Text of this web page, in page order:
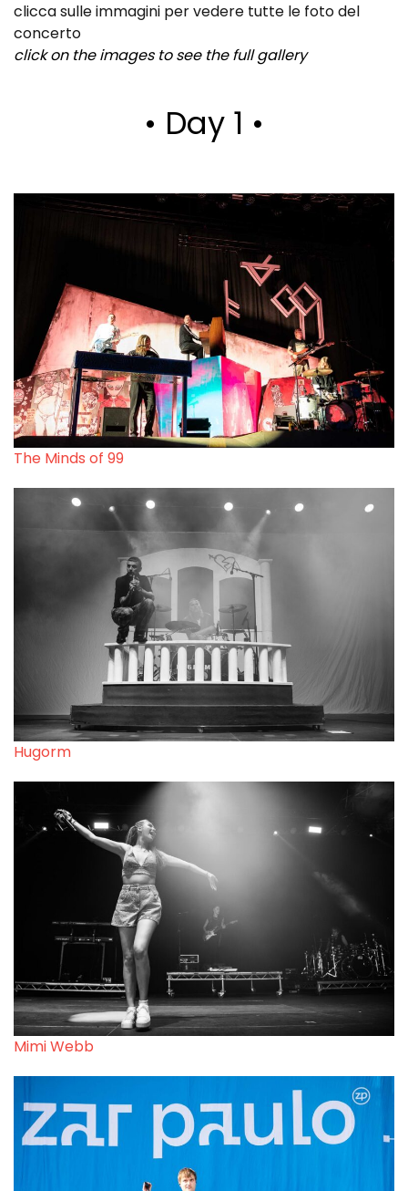
clicca sulle immagini per vedere tutte le foto del
concerto
click on the images to see the full gallery
• Day 1 •
The Minds of 99
Hugorm
Mimi Webb